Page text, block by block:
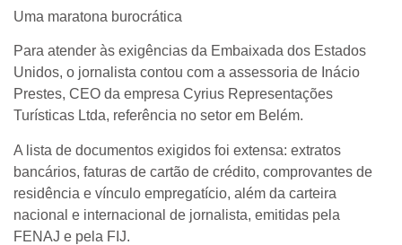
Uma maratona burocrática
Para atender às exigências da Embaixada dos Estados
Unidos, o jornalista contou com a assessoria de Inácio
Prestes, CEO da empresa Cyrius Representações
Turísticas Ltda, referência no setor em Belém.
A lista de documentos exigidos foi extensa: extratos
bancários, faturas de cartão de crédito, comprovantes de
residência e vínculo empregatício, além da carteira
nacional e internacional de jornalista, emitidas pela
FENAJ e pela FIJ.